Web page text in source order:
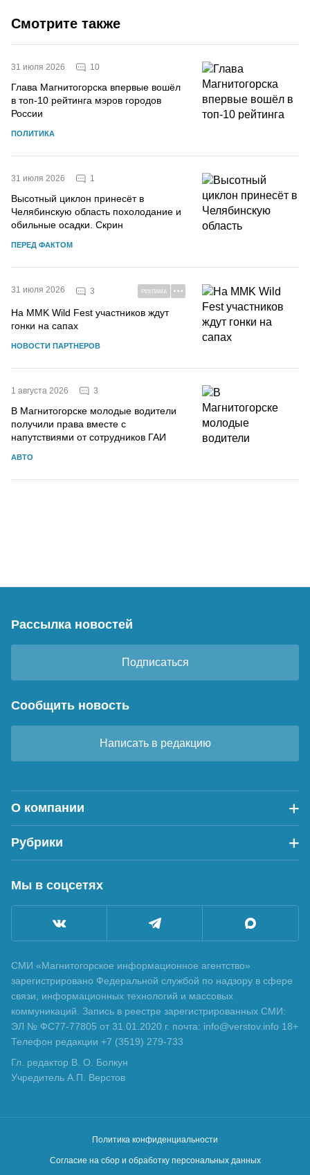
Смотрите также
31 июля 2026 10
Глава Магнитогорска впервые вошёл
в топ-10 рейтинга мэров городов
России
ПОЛИТИКА
31 июля 2026 1
Высотный циклон принесёт в
Челябинскую область похолодание и
обильные осадки. Скрин
ПЕРЕД ФАКТОМ
31 июля 2026 3 РЕКЛАМА
На MMK Wild Fest участников ждут
гонки на сапах
НОВОСТИ ПАРТНЕРОВ
1 августа 2026 3
В Магнитогорске молодые водители
получили права вместе с
напутствиями от сотрудников ГАИ
АВТО
Рассылка новостей
Подписаться
Сообщить новость
Написать в редакцию
О компании
Рубрики
Мы в соцсетях
СМИ «Магнитогорское информационное агентство»
зарегистрировано Федеральной службой по надзору в сфере
связи, информационных технологий и массовых
коммуникаций. Запись в реестре зарегистрированных СМИ:
ЭЛ № ФС77-77805 от 31.01.2020 г. почта: info@verstov.info 18+
Телефон редакции +7 (3519) 279-733
Гл. редактор В. О. Болкун
Учредитель А.П. Верстов
Политика конфиденциальности
Согласие на сбор и обработку персональных данных